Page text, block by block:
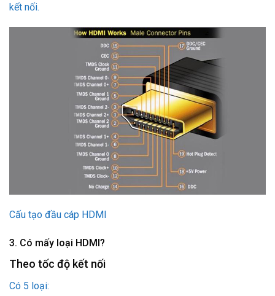
kết nối.
Cấu tạo đầu cáp HDMI
3. Có mấy loại HDMI?
Theo tốc độ kết nối
Có 5 loại: